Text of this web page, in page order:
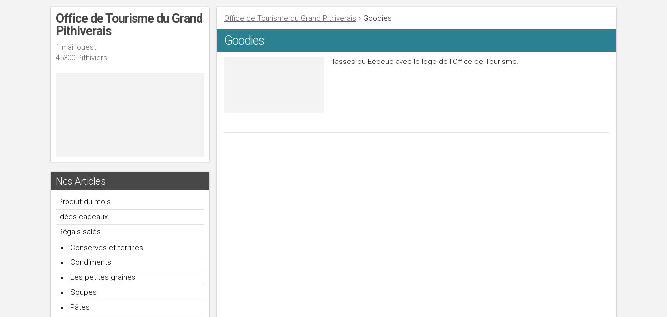
Office de Tourisme du Grand
Pithiverais
1 mail ouest
45300 Pithiviers
Nos Articles
Produit du mois
Idées cadeaux
Régals salés
Conserves et terrines
Condiments
Les petites graines
Soupes
Pâtes
Office de Tourisme du Grand Pithiverais › Goodies
Goodies
Tasses ou Ecocup avec le logo de l'Office de Tourisme.